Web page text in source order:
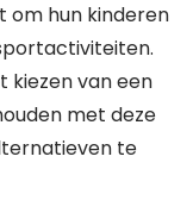
om hun kinderen
kiezen van een
met deze
te